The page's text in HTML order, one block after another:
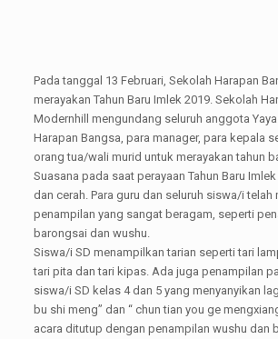
Pada tanggal 13 Februari, Sekolah Harapan
merayakan Tahun Baru Imlek 2019. Sekolah
Modernhill mengundang seluruh anggota
Harapan Bangsa, para manager, para kepala
orang tua/wali murid untuk merayakan tahun
Suasana pada saat perayaan Tahun Baru
dan cerah. Para guru dan seluruh siswa/i telah
penampilan yang sangat beragam, seperti
barongsai dan wushu.
Siswa/i SD menampilkan tarian seperti tari
tari pita dan tari kipas. Ada juga penampilan
siswa/i SD kelas 4 dan 5 yang menyanyikan
bu shi meng” dan “ chun tian you ge
acara ditutup dengan penampilan wushu dan